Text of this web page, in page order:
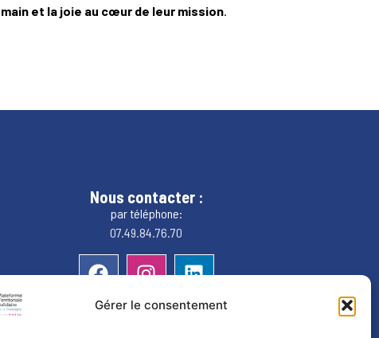
Gérer le consentement
et la joie au cœur de leur mission
Nous contacter :
par téléphone:
07.49.84.76.70